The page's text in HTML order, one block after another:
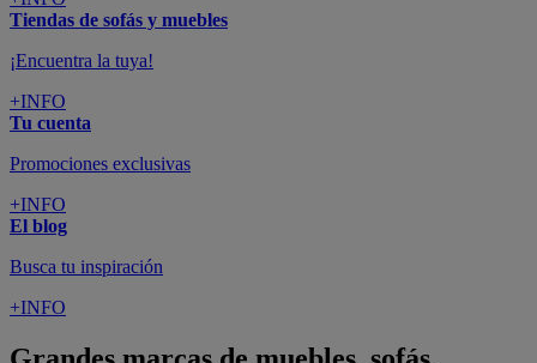
Tiendas de sofás y muebles
¡Encuentra la tuya!
+INFO
Tu cuenta
Promociones exclusivas
+INFO
El blog
Busca tu inspiración
+INFO